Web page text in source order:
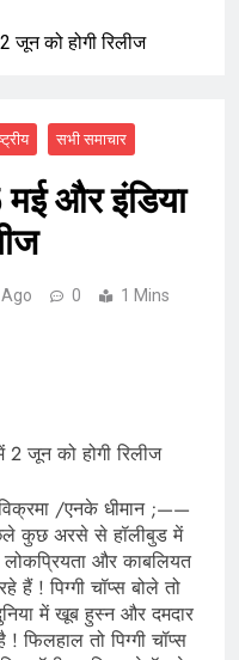
जून को होगी रिलीज
सभी समाचार
मई और इंडिया
0 1 Mins
2 जून को होगी रिलीज
/एनके धीमान ;——
कुछ अरसे से हॉलीबुड में
और काबलियत
हैं ! पिग्गी चॉप्स बोले तो
में खूब हुस्न और दमदार
फिलहाल तो पिग्गी चॉप्स